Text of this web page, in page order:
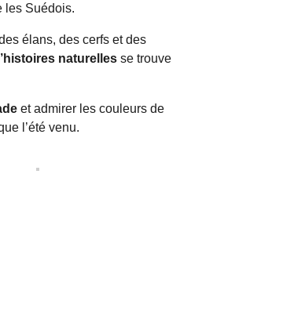
les Suédois.
élans, des cerfs et des
naturellesse trouve
et admirer les couleurs de
l’été venu.